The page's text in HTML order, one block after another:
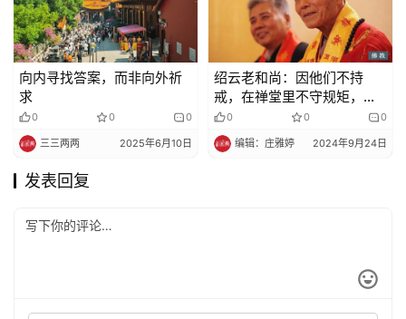
向内寻找答案，而非向外祈
求
0 0 0
三三两两 2025年6月10日
绍云老和尚：因他们不持
戒，在禅堂里不守规矩，以
至于今生投牛
0 0 0
编辑：庄雅婷 2024年9月24日
发表回复